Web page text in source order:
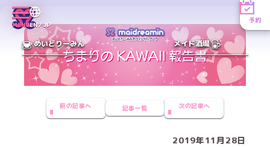
MENUEN／JP
予約
めいどりーみん メイド酒場
前の記事へ 記事一覧 次の記事へ
2019年11月28日